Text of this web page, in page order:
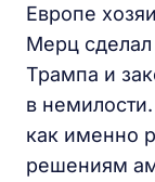
Европе
Мерц сделал
Трампа и
в
как именно
решениям